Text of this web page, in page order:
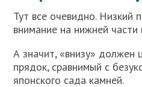
Тут все очевидно. Низкий
внимание на нижней части
А значит, «внизу» должен
прядок, сравнимый с
японского сада камней.